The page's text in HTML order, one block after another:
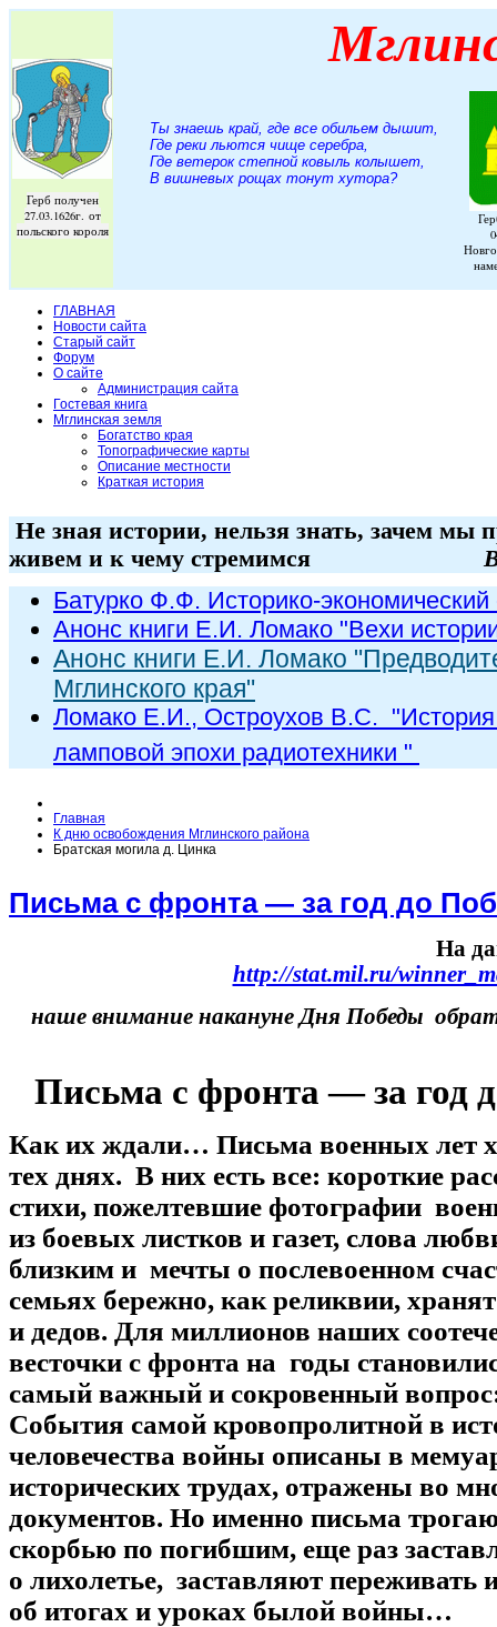
Герб получен
27.03.1626г. от
польского короля
Ты знаешь край, где все обильем дышит,
Где реки льются чище серебра,
Где ветерок степной ковыль колышет,
В вишневых рощах тонут хутора?
ГЛАВНАЯ
Новости сайта
Старый сайт
Форум
О сайте
Администрация сайта
Гостевая книга
Мглинская земля
Богатство края
Топографические карты
Описание местности
Краткая история
Не зная истории, нельзя знать, зачем мы
живем и к чему стремимся
Батурко Ф.Ф. Историко-экономический
Анонс книги Е.И. Ломако "Вехи
Анонс книги Е.И. Ломако
Мглинского края"
Ломако Е.И., Остроухов В.С. "
ламповой эпохи радиотехники "
Главная
К дню освобождения Мглинского района
Братская могила д. Цинка
Письма с фронта — за год до
На
http://stat.mil.ru/
наше внимание накануне Дня Победы
Письма с фронта — за год
Как их ждали… Письма военных лет
тех днях. В них есть все: короткие
стихи, пожелтевшие фотографии
из боевых листков и газет, слова
близким и мечты о послевоенном
семьях бережно, как реликвии,
и дедов. Для миллионов наших
весточки с фронта на годы
самый важный и сокровенный
События самой кровопролитной в
человечества войны описаны в
исторических трудах, отражены во
документов. Но именно письма
скорбью по погибшим, еще раз
о лихолетье, заставляют переживать
об итогах и уроках былой войны…